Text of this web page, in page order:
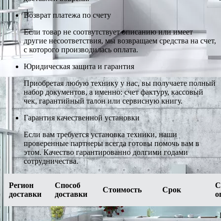
Возврат платежа по счету
Если товар не соотвутствует описанию или имеет
другие несоответствия, мы возвращаем средства на счет,
с которого производилась оплата.
Юридическая защита и гарантия
Приобретая любую технику у нас, вы получаете полный
набор документов, а именно: счет фактуру, кассовый
чек, гарантийный талон или сервисную книгу.
Гарантия качественной установки
Если вам требуется установка техники, наши
проверенные партнеры всегда готовы помочь вам в
этом. Качество гарантированно долгими годами
сотрудничества.
Регион
доставки
Способ
доставки
Стоимость Срок
-